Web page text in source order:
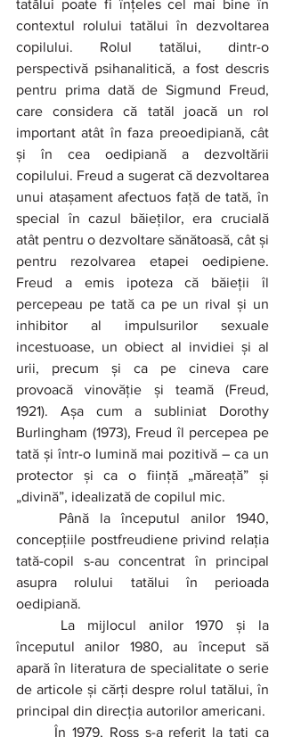
tatălui poate fi înțeles cel mai bine în
contextul rolului tatălui în dezvoltarea
copilului. Rolul tatălui, dintr-o
perspectivă psihanalitică, a fost descris
pentru prima dată de Sigmund Freud,
care considera că tatăl joacă un rol
important atât în faza preoedipiană, cât
și în cea oedipiană a dezvoltării
copilului. Freud a sugerat că dezvoltarea
unui atașament afectuos față de tată, în
special în cazul băieților, era crucială
atât pentru o dezvoltare sănătoasă, cât și
pentru rezolvarea
etapei oedipiene.
Freud a emis ipoteza că băieții îl
percepeau pe tată ca pe un rival și un
inhibitor al impulsurilor sexuale
incestuoase, un obiect al invidiei și al
urii, precum și ca pe cineva care
provoacă vinovăție și teamă (Freud,
1921). Așa cum a subliniat Dorothy
Burlingham (1973), Freud îl percepea pe
tată și într-o lumină mai pozitivă – ca un
protector și ca o ființă „măreață” și
„divină”, idealizată de copilul mic.
concepțiile postfreudiene privind relația
tată-copil s-au concentrat în principal
asupra rolului tatălui în perioada
oedipiană.
începutul anilor 1980, au început să
apară în literatura de specialitate o serie
de articole și cărți despre rolul tatălui, în
principal din direcția autorilor americani.